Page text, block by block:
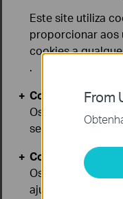
From
Este site utiliza
proporcionar aos
cookies a
.
Cookies Básicos
Os cookies são
seus sistemas.
Cookies de
Os cookies de
ajustar a